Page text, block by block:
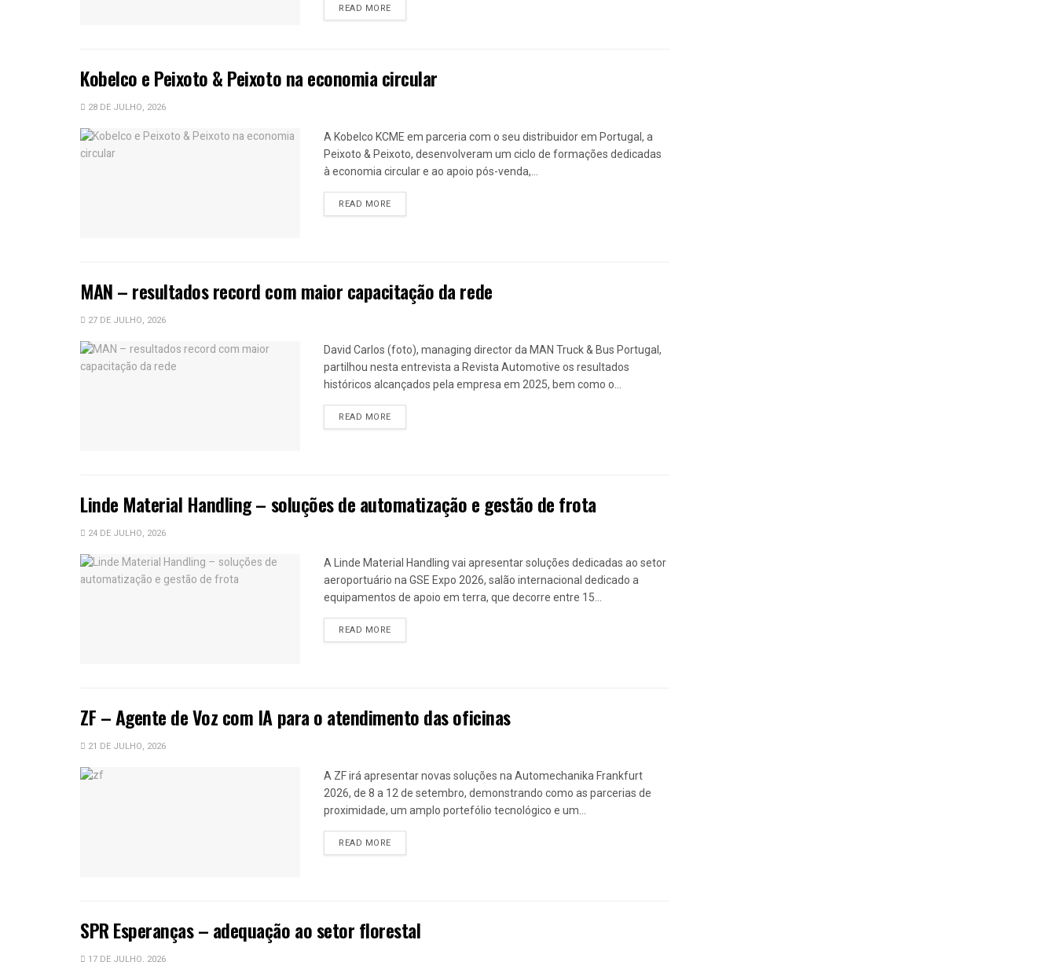
READ MOREDETAILS
Kobelco e Peixoto & Peixoto na economia circular
28 DE JULHO, 2026
A Kobelco KCME em parceria com o seu distribuidor em Portugal, a
Peixoto & Peixoto, desenvolveram um ciclo de formações dedicadas
à economia circular e ao apoio pós-venda,...
READ MOREDETAILS
MAN – resultados record com maior capacitação da rede
27 DE JULHO, 2026
David Carlos (foto), managing director da MAN Truck & Bus Portugal,
partilhou nesta entrevista a Revista Automotive os resultados
históricos alcançados pela empresa em 2025, bem como o...
READ MOREDETAILS
Linde Material Handling – soluções de automatização e gestão de frota
24 DE JULHO, 2026
A Linde Material Handling vai apresentar soluções dedicadas ao setor
aeroportuário na GSE Expo 2026, salão internacional dedicado a
equipamentos de apoio em terra, que decorre entre 15...
READ MOREDETAILS
ZF – Agente de Voz com IA para o atendimento das oficinas
21 DE JULHO, 2026
A ZF irá apresentar novas soluções na Automechanika Frankfurt
2026, de 8 a 12 de setembro, demonstrando como as parcerias de
proximidade, um amplo portefólio tecnológico e um...
READ MOREDETAILS
SPR Esperanças – adequação ao setor florestal